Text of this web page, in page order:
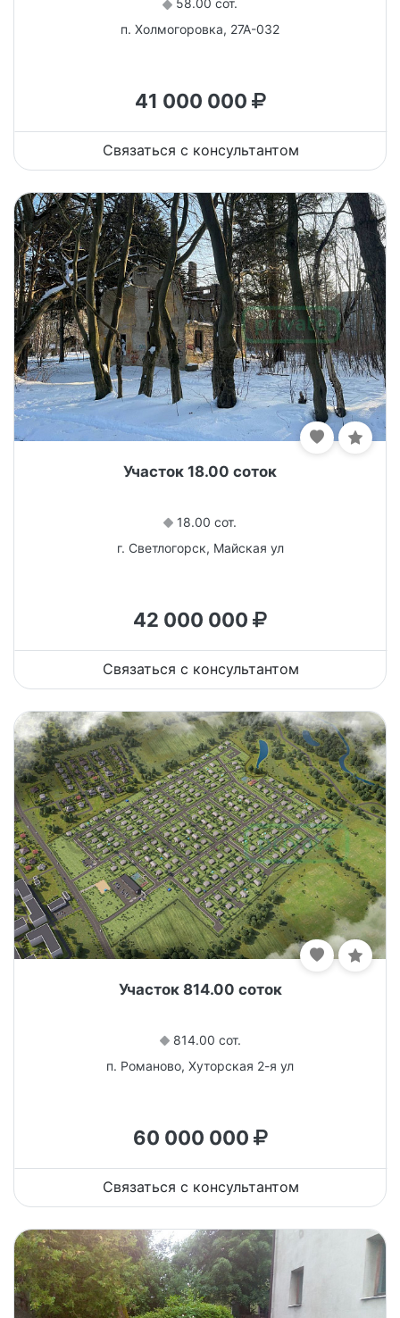
58.00 сот.
п. Холмогоровка, 27А-032
41 000 000
Связаться с консультантом
Участок 18.00 соток
18.00 сот.
г. Светлогорск, Майская ул
42 000 000
Связаться с консультантом
Участок 814.00 соток
814.00 сот.
п. Романово, Хуторская 2-я ул
60 000 000
Связаться с консультантом